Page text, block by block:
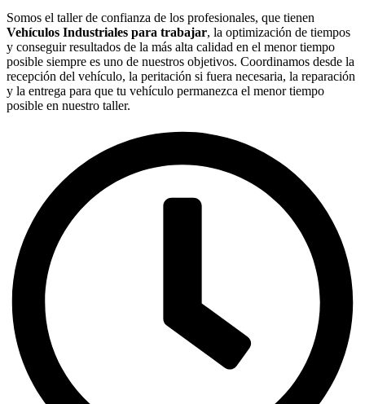
Somos el taller de confianza de los profesionales, que tienen
Vehículos Industriales para trabajar, la optimización de tiempos
y conseguir resultados de la más alta calidad en el menor tiempo
posible siempre es uno de nuestros objetivos. Coordinamos desde la
recepción del vehículo, la peritación si fuera necesaria, la reparación
y la entrega para que tu vehículo permanezca el menor tiempo
posible en nuestro taller.